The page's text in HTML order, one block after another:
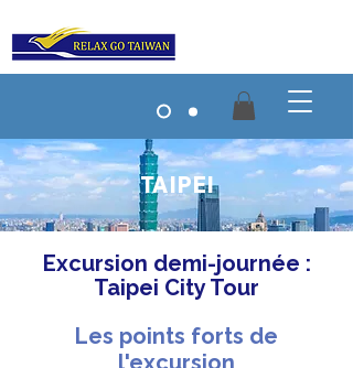
TAIPEI
Excursion demi-journée :
Taipei City Tour
Les points forts de